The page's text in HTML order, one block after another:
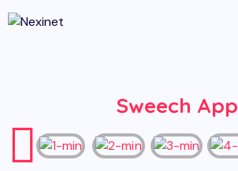
Sweech App
Sito Web Sviluppo Offerta! 15% Off +